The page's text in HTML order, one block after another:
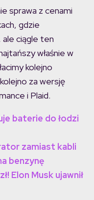
sprawa z cenami
gdzie
ciągle ten
właśnie w
kolejno
za wersję
i Plaid.
baterie do łodzi
zamiast kabli
benzynę
Elon Musk ujawnił